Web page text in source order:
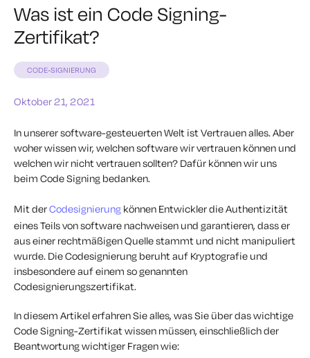
Was ist ein Code Signing-
Zertifikat?
CODE-SIGNIERUNG
Oktober 21, 2021
In unserer software-gesteuerten Welt ist Vertrauen alles. Aber
woher wissen wir, welchen software wir vertrauen können und
welchen wir nicht vertrauen sollten? Dafür können wir uns
beim Code Signing bedanken.
Mit derCodesignierung können Entwickler die Authentizität
eines Teils von software nachweisen und garantieren, dass er
aus einer rechtmäßigen Quelle stammt und nicht manipuliert
wurde. Die Codesignierung beruht auf Kryptografie und
insbesondere auf einem so genannten
Codesignierungszertifikat.
In diesem Artikel erfahren Sie alles, was Sie über das wichtige
Code Signing-Zertifikat wissen müssen, einschließlich der
Beantwortung wichtiger Fragen wie: